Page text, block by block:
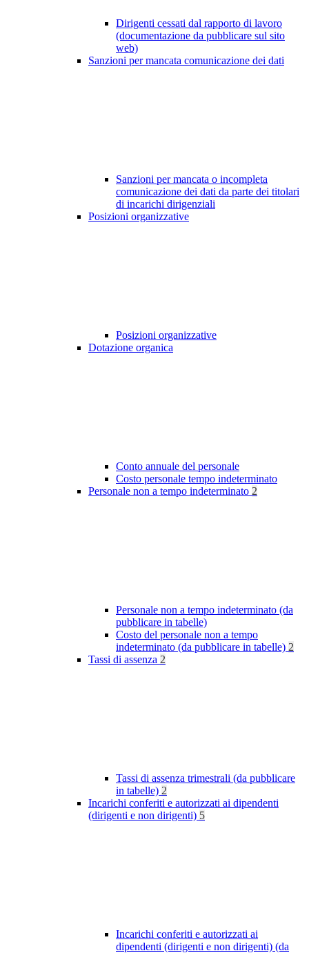
Dirigenti cessati dal rapporto di lavoro
(documentazione da pubblicare sul sito
web)
Sanzioni per mancata comunicazione dei dati
Sanzioni per mancata o incompleta
comunicazione dei dati da parte dei titolari
di incarichi dirigenziali
Posizioni organizzative
Posizioni organizzative
Dotazione organica
Conto annuale del personale
Costo personale tempo indeterminato
Personale non a tempo indeterminato 2
Personale non a tempo indeterminato (da
pubblicare in tabelle)
Costo del personale non a tempo
indeterminato (da pubblicare in tabelle) 2
Tassi di assenza 2
Tassi di assenza trimestrali (da pubblicare
in tabelle) 2
Incarichi conferiti e autorizzati ai dipendenti
(dirigenti e non dirigenti) 5
Incarichi conferiti e autorizzati ai
dipendenti (dirigenti e non dirigenti) (da